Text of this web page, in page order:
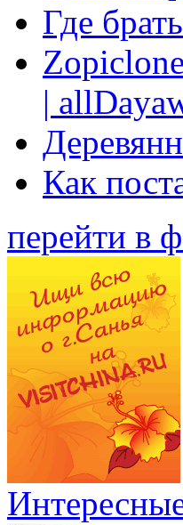
Где
|
Как
перейти в